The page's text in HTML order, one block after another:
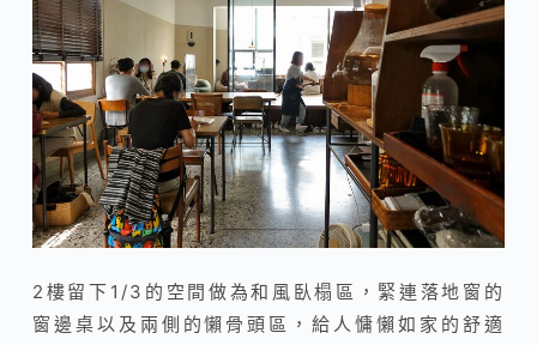
2樓留下1/3的空間做為和風臥榻區，緊連落地窗的
窗邊桌以及兩側的懶骨頭區，給人慵懶如家的舒適